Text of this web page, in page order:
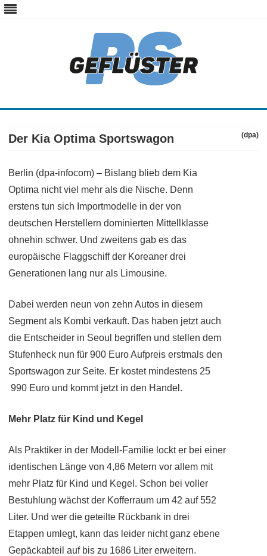
Skip
Der Kia Optima Sportswagon (dpa)
Berlin (dpa-infocom) – Bislang blieb dem Kia
Optima nicht viel mehr als die Nische. Denn
erstens tun sich Importmodelle in der von
deutschen Herstellern dominierten Mittellklasse
ohnehin schwer. Und zweitens gab es das
europäische Flaggschiff der Koreaner drei
Generationen lang nur als Limousine.
Dabei werden neun von zehn Autos in diesem
Segment als Kombi verkauft. Das haben jetzt auch
die Entscheider in Seoul begriffen und stellen dem
Stufenheck nun für 900 Euro Aufpreis erstmals den
Sportswagon zur Seite. Er kostet mindestens 25
990 Euro und kommt jetzt in den Handel.
Mehr Platz für Kind und Kegel
Als Praktiker in der Modell-Familie lockt er bei einer
identischen Länge von 4,86 Metern vor allem mit
mehr Platz für Kind und Kegel. Schon bei voller
Bestuhlung wächst der Kofferraum um 42 auf 552
Liter. Und wer die geteilte Rückbank in drei
Etappen umlegt, kann das leider nicht ganz ebene
Gepäckabteil auf bis zu 1686 Liter erweitern.